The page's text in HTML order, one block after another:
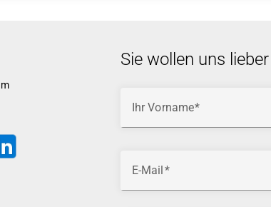
Sie wollen uns
Ihr Vorname
E-Mail